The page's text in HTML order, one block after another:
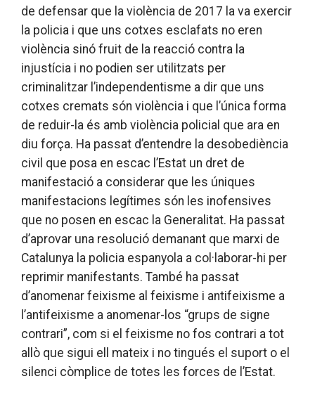
de defensar que la violència de 2017 la va exercir
la policia i que uns cotxes esclafats no eren
violència sinó fruit de la reacció contra la
injustícia i no podien ser utilitzats per
criminalitzar l’independentisme a dir que uns
cotxes cremats són violència i que l’única forma
de reduir-la és amb violència policial que ara en
diu força. Ha passat d’entendre la desobediència
civil que posa en escac l’Estat un dret de
manifestació a considerar que les úniques
manifestacions legítimes són les inofensives
que no posen en escac la Generalitat. Ha passat
d’aprovar una resolució demanant que marxi de
Catalunya la policia espanyola a col·laborar-hi per
reprimir manifestants. També ha passat
d’anomenar feixisme al feixisme i antifeixisme a
l’antifeixisme a anomenar-los “grups de signe
contrari”, com si el feixisme no fos contrari a tot
allò que sigui ell mateix i no tingués el suport o el
silenci còmplice de totes les forces de l’Estat.